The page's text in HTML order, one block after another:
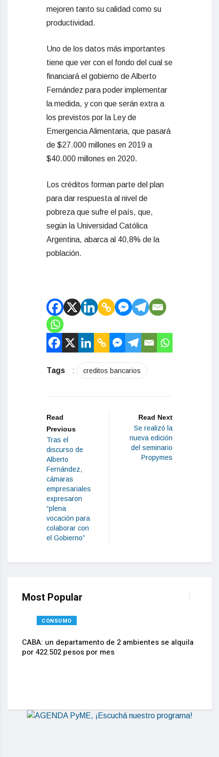
mejoren tanto su calidad como su
productividad.
Uno de los datos más importantes
tiene que ver con el fondo del cual se
financiará el gobierno de Alberto
Fernández para poder implementar
la medida, y con que serán extra a
los previstos por la Ley de
Emergencia Alimentaria, que pasará
de $27.000 millones en 2019 a
$40.000 millones en 2020.
Los créditos forman parte del plan
para dar respuesta al nivel de
pobreza que sufre el país, que,
según la Universidad Católica
Argentina, abarca al 40,8% de la
población.
Tags : creditos bancarios
Read
Previous
Tras el
discurso de
Alberto
Fernández,
cámaras
empresariales
expresaron
“plena
vocación para
colaborar con
el Gobierno”
Read Next
Se realizó la
nueva edición
del seminario
Propymes
Most Popular
CONSUMO
CABA: un departamento de 2 ambientes se alquila
por 422.502 pesos por mes